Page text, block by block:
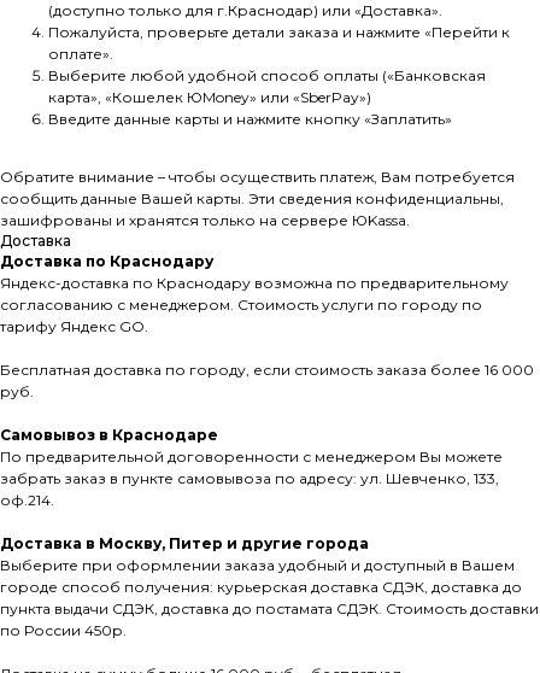
(доступно только для г.Краснодар) или «Доставка».
Пожалуйста, проверьте детали заказа и нажмите «Перейти к
оплате».
Выберите любой удобной способ оплаты («Банковская
карта», «Кошелек ЮMoney» или «SberPay»)
Введите данные карты и нажмите кнопку «Заплатить»
Обратите внимание – чтобы осуществить платеж, Вам потребуется
сообщить данные Вашей карты. Эти сведения конфиденциальны,
зашифрованы и хранятся только на сервере ЮKassа.
Доставка
Доставка по Краснодару
Яндекс-доставка по Краснодару возможна по предварительному
согласованию с менеджером. Стоимость услуги по городу по
тарифу Яндекс GO.
Бесплатная доставка по городу, если стоимость заказа более 16 000
руб.
Самовывоз в Краснодаре
По предварительной договоренности с менеджером Вы можете
забрать заказ в пункте самовывоза по адресу: ул. Шевченко, 133,
оф.214.
Доставка в Москву, Питер и другие города
Выберите при оформлении заказа удобный и доступный в Вашем
городе способ получения: курьерская доставка СДЭК, доставка до
пункта выдачи СДЭК, доставка до постамата СДЭК. Стоимость доставки
по России 450р.